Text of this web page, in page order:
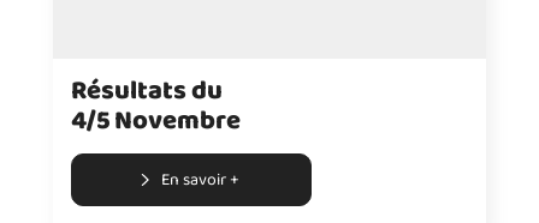
Résultats du
4/5 Novembre
En savoir +